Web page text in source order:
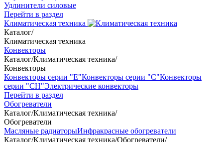
Удлинители силовые
Перейти в раздел
Климатическая техника
Каталог/
Климатическая техника
Конвекторы
Каталог/Климатическая техника/
Конвекторы
Конвекторы серии "Е"Конвекторы серии "С"Конвекторы
серии "СН"Электрические конвекторы
Перейти в раздел
Обогреватели
Каталог/Климатическая техника/
Обогреватели
Масляные радиаторыИнфракрасные обогреватели
Каталог/Климатическая техника/Обогреватели/